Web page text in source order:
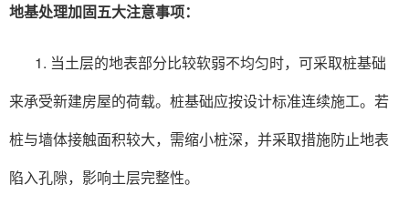
地基处理加固五大注意事项：
1. 当土层的地表部分比较软弱不均匀时，可采取桩基础
来承受新建房屋的荷载。桩基础应按设计标准连续施工。若
桩与墙体接触面积较大，需缩小桩深，并采取措施防止地表
陷入孔隙，影响土层完整性。